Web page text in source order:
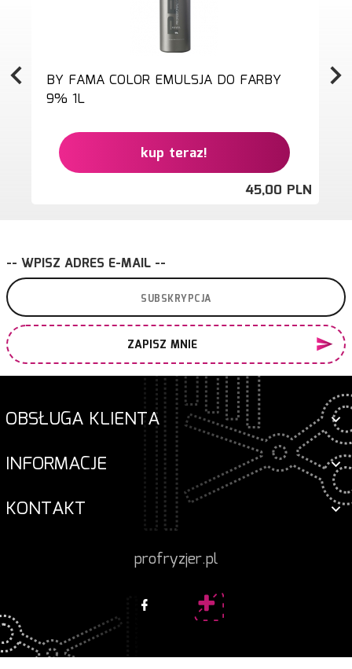
BY FAMA COLOR EMULSJA DO FARBY
9% 1L
kup teraz!
45,00 PLN
-- WPISZ ADRES E-MAIL --
ZAPISZ MNIE
OBSŁUGA KLIENTA
INFORMACJE
KONTAKT
profryzjer.pl